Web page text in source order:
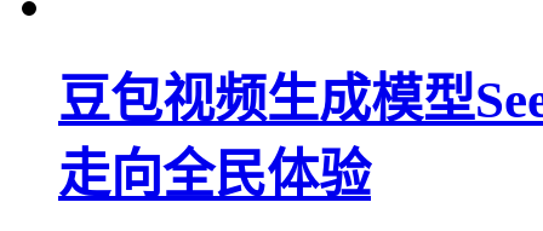
豆包视频生成模型
走向全民体验